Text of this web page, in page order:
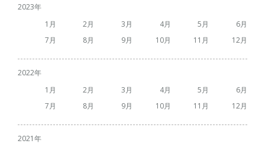
2023
1
2 3 4 5
6
7
8 9 10 11 12
2022
1
2 3 4 5
6
7
8 9 10 11 12
2021